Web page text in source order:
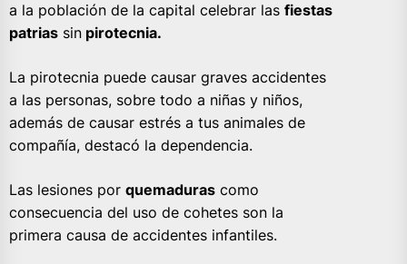
a la población de la capital celebrar las fiestas
patrias sin pirotecnia.
La pirotecnia puede causar graves accidentes
a las personas, sobre todo a niñas y niños,
además de causar estrés a tus animales de
compañía, destacó la dependencia.
Las lesiones por quemaduras como
consecuencia del uso de cohetes son la
primera causa de accidentes infantiles.